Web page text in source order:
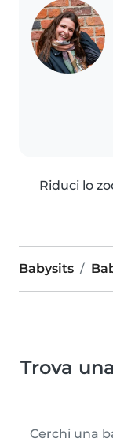
Riduci lo
Babysits
Trova
Cerchi una